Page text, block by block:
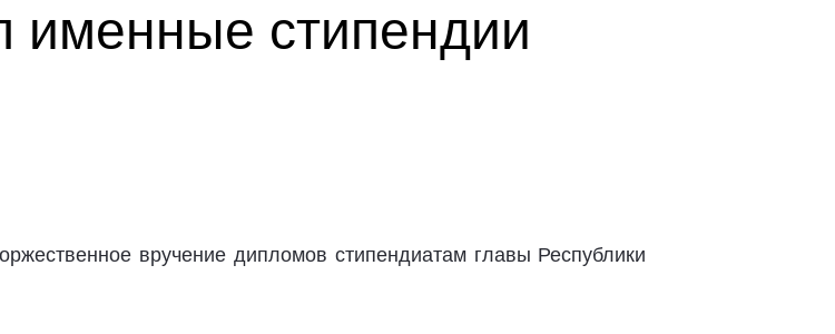
именные стипендии
вручение дипломов стипендиатам главы Республики